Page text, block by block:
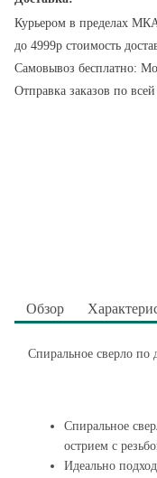
Курьером в пределах
до 4999р стоимость
Самовывоз бесплатно:
Отправка заказов по
Обзор
Спиральное сверло по
Спиральное
острием с
Идеально